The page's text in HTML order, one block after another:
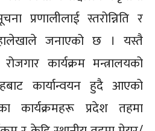
प्रणालीलाई स्तरोन्निति र
जनाएको छ । यस्तै
कार्यक्रम मन्त्रालयको
कार्यान्वयन हुदै आएको
कार्यक्रमहरू प्रदेश तहमा